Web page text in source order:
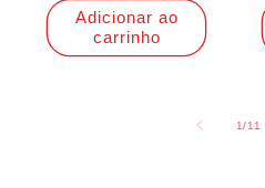
Adicionar ao
carrinho
1/de
11